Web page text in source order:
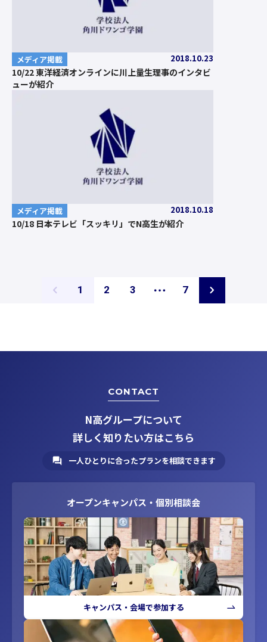
メディア掲載 2018.10.23
10/22 東洋経済オンラインに川上量生理事のインタビ
ューが紹介
メディア掲載 2018.10.18
10/18 日本テレビ「スッキリ」でN高生が紹介
1 2
ー
3
ー
7
CONTACT
N高グループについて
詳しく知りたい方はこちら
一人ひとりに合ったプランを相談できます
オープンキャンパス・個別相談会
キャンパス・会場で参加する